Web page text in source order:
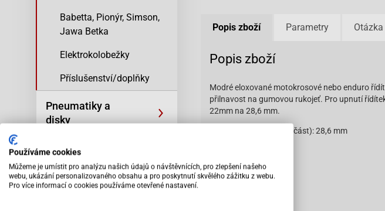
Babetta, Pionýr, Simson,
Jawa Betka
Elektrokolobežky
Příslušenství/doplňky
Pneumatiky a
disky
Oleje, filtry a
kosmetika
Popis zboží Parametry
Popis zboží
Modré eloxované motokrosové nebo enduro
přilnavost na gumovou rukojeť. Pro upnutí
22mm na 28,6 mm.
Průměr řídítek (upínací část): 28,6 mm
Šířka: 830 mm
Používáme cookies
Můžeme je umístit pro analýzu našich údajů o návštěvnících, pro zlepšení našeho
webu, ukázání personalizovaného obsahu a pro poskytnutí skvělého zážitku z webu.
Pro více informací o cookies používáme otevřené nastavení.